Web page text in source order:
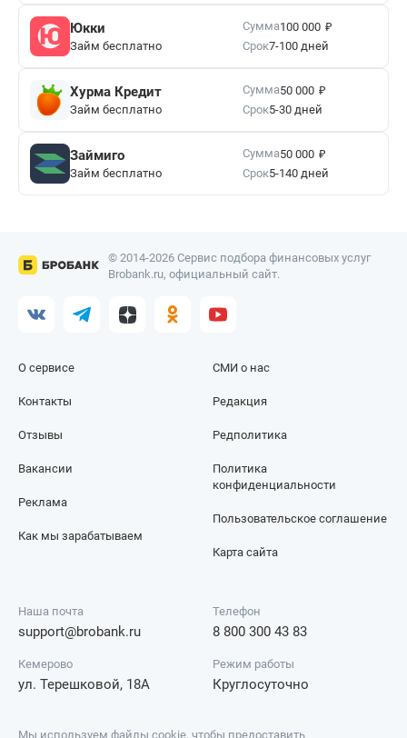
Юкки
Займ бесплатно
Сумма100 000 ₽
Срок7-100 дней
Хурма Кредит
Займ бесплатно
Сумма50 000 ₽
Срок5-30 дней
Займиго
Займ бесплатно
Сумма50 000 ₽
Срок5-140 дней
© 2014-2026 Сервис подбора финансовых услуг
Brobank.ru, официальный сайт.
О сервисе
Контакты
Отзывы
СМИ о нас
Редакция
Редполитика
Вакансии
Реклама
Как мы зарабатываем
Политика
конфиденциальности
Пользовательское соглашение
Карта сайта
Наша почта
support@brobank.ru
Телефон
8 800 300 43 83
Кемерово
ул. Терешковой, 18А
Режим работы
Круглосуточно
Мы используем файлы cookie, чтобы предоставить